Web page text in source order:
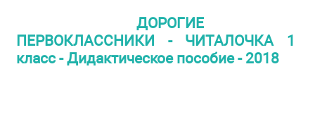
ДОРОГИЕ
ПЕРВОКЛАССНИКИ - ЧИТАЛОЧКА 1
класс - Дидактическое пособие - 2018